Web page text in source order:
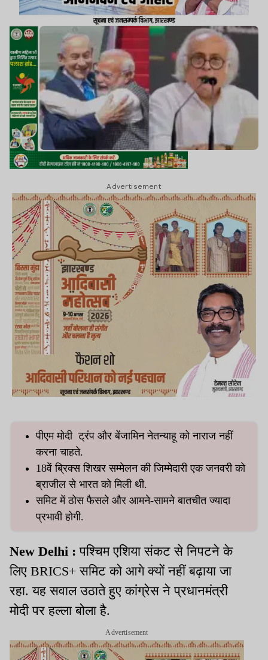
Advertisement
पीएम मोदी ट्रंप और बेंजामिन नेतन्याहू को नाराज नहीं
करना चाहते.
18वें ब्रिक्स शिखर सम्मेलन की जिम्मेदारी एक जनवरी को
ब्राजील से भारत को मिली थी.
समिट में ठोस फैसले और आमने-सामने बातचीत ज्यादा
प्रभावी होगी.
New Delhi :पश्चिम एशिया संकट से निपटने के
लिए BRICS+ समिट को आगे क्यों नहीं बढ़ाया जा
रहा. यह सवाल उठाते हुए कांग्रेस ने प्रधानमंत्री
मोदी पर हल्ला बोला है.
Advertisement